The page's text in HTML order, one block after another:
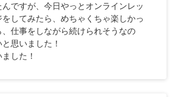
ですが、今日やっとオンラインレッ
してみたら、めちゃくちゃ楽しかっ
仕事をしながら続けられそうなの
思いました！
した！